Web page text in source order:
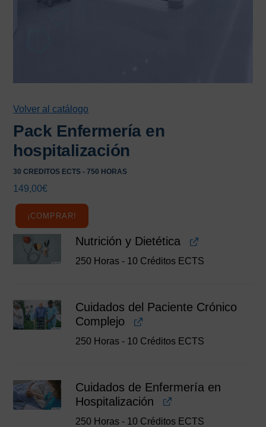
Volver al catálogo
Pack Enfermería en
hospitalización
30 CREDITOS ECTS - 750 HORAS
149,00€
Nutrición y Dietética
250 Horas - 10 Créditos ECTS
Cuidados del Paciente Crónico
Complejo
250 Horas - 10 Créditos ECTS
Cuidados de Enfermería en
Hospitalización
250 Horas - 10 Créditos ECTS
¡COMPRAR!